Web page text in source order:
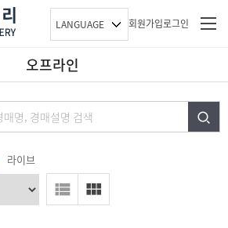
LANGUAGE 회원가입로그인
오프라인
라이브